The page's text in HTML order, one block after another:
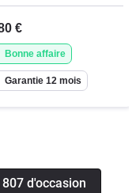
€
Bonne affaire
Garantie 12 mois
d'occasion